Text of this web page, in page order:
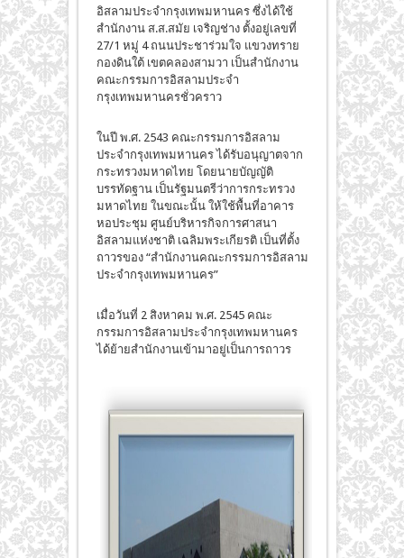
อิสลามประจำกรุงเทพมหานคร ซึ่งได้ใช้
สำนักงาน ส.ส.สมัย เจริญช่าง ตั้งอยู่เลขที่
27/1 หมู่ 4 ถนนประชาร่วมใจ แขวงทราย
กองดินใต้ เขตคลองสามวา เป็นสำนักงาน
คณะกรรมการอิสลามประจำ
กรุงเทพมหานครชั่วคราว
ในปี พ.ศ. 2543 คณะกรรมการอิสลาม
ประจำกรุงเทพมหานคร ได้รับอนุญาตจาก
กระทรวงมหาดไทย โดยนายบัญญัติ
บรรทัดฐาน เป็นรัฐมนตรีว่าการกระทรวง
มหาดไทย ในขณะนั้น ให้ใช้พื้นที่อาคาร
หอประชุม ศูนย์บริหารกิจการศาสนา
อิสลามแห่งชาติ เฉลิมพระเกียรติ เป็นที่ตั้ง
ถาวรของ “สำนักงานคณะกรรมการอิสลาม
ประจำกรุงเทพมหานคร”
เมื่อวันที่ 2 สิงหาคม พ.ศ. 2545 คณะ
กรรมการอิสลามประจำกรุงเทพมหานคร
ได้ย้ายสำนักงานเข้ามาอยู่เป็นการถาวร